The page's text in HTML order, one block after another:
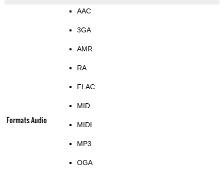
Formats Audio
AAC
3GA
AMR
RA
FLAC
MID
MIDI
MP3
OGA